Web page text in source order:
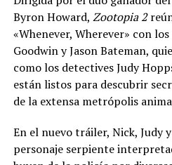
Byron Howard, Zootopia 2
«Whenever, Wherever» con
Goodwin y Jason Bateman,
como los detectives Judy
están listos para descubrir
de la extensa metrópolis
En el nuevo tráiler, Nick, Judy
personaje serpiente